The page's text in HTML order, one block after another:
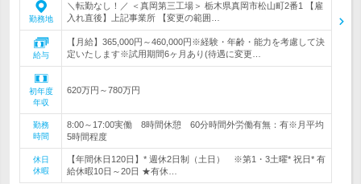
勤務地
＼転勤なし！／ ＜真岡第三工場＞ 栃木県真岡市松山町2番1 【雇
入れ直後】上記事業所 【変更の範囲…
給与
【月給】365,000円～460,000円※経験・年齢・能力を考慮して決
定いたします※試用期間6ヶ月あり(待遇に変更…
初年度
年収
620万円～780万円
勤務
時間
8:00～17:00実働 8時間休憩 60分時間外労働有無：有※月平均
5時間程度
休日
休暇
【年間休日120日】* 週休2日制（土日） ※第1・3土曜* 祝日* 有
給休暇10日～20日 ★有休…